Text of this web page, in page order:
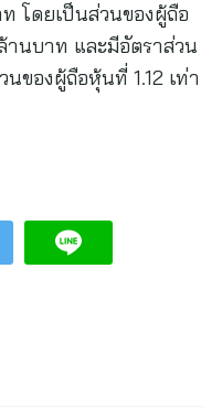
โดยเป็นส่วนของผู้ถือ
นบาท และมีอัตราส่วน
ของผู้ถือหุ้นที่ 1.12 เท่า